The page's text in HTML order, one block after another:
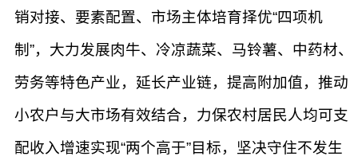
销对接、要素配置、市场主体培育择优“四项机
制”，大力发展肉牛、冷凉蔬菜、马铃薯、中药材、
劳务等特色产业，延长产业链，提高附加值，推动
小农户与大市场有效结合，力保农村居民人均可支
配收入增速实现“两个高于”目标，坚决守住不发生